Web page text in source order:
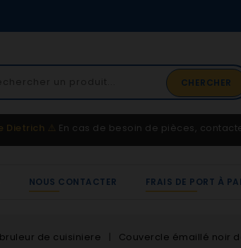
CHERCHER
02 41 65 37 52
Service client
Dietrich ⚠️ En cas de besoin de pièces,
NOUS CONTACTER FRAIS DE PORT À
de cuisiniere Couvercle émaillé noir